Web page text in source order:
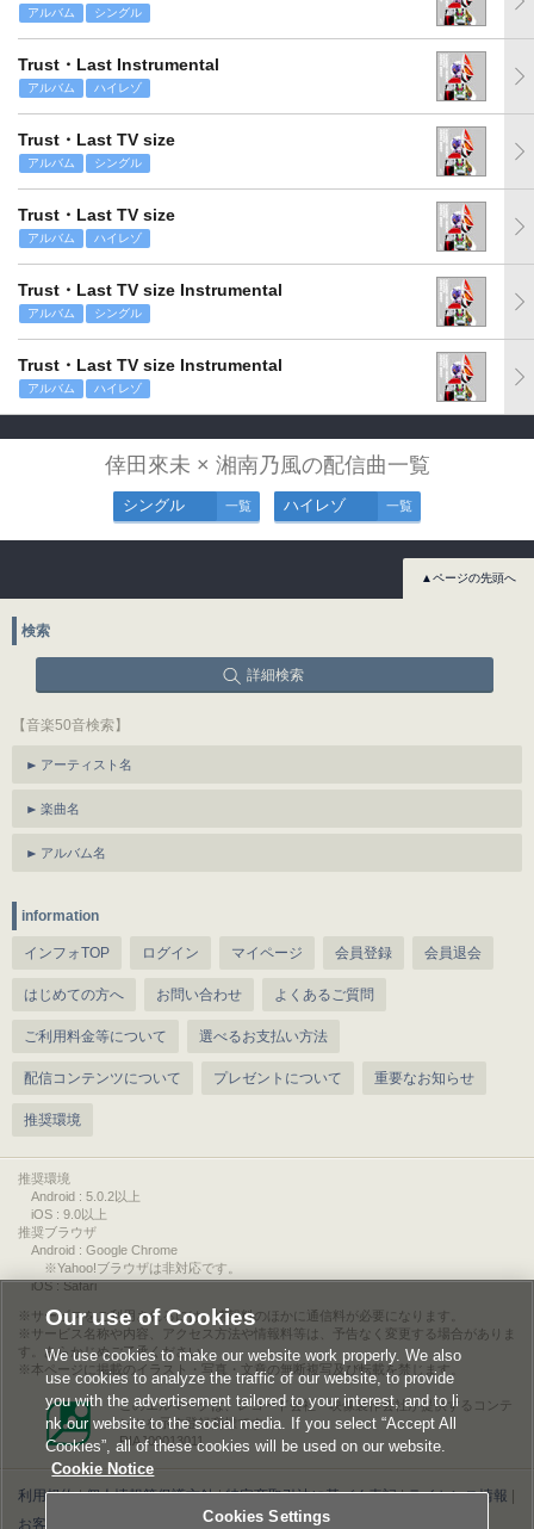
アルバム シングル
Trust・Last Instrumental
アルバム ハイレゾ
Trust・Last TV size
アルバム シングル
Trust・Last TV size
アルバム ハイレゾ
Trust・Last TV size Instrumental
アルバム シングル
Trust・Last TV size Instrumental
アルバム ハイレゾ
倖田來未 × 湘南乃風の配信曲一覧
シングル 一覧 ハイレゾ 一覧
▲ページの先頭へ
検索
詳細検索
【音楽50音検索】
アーティスト名
楽曲名
アルバム名
information
インフォTOP ログイン マイページ 会員登録 会員退会
はじめての方へ お問い合わせ よくあるご質問
ご利用料金等について 選べるお支払い方法
配信コンテンツについて プレゼントについて 重要なお知らせ
推奨環境
推奨環境
Android : 5.0.2以上
iOS : 9.0以上
推奨ブラウザ
Android : Google Chrome
※Yahoo!ブラウザは非対応です。
iOS : Safari
サービスをご利用されるには、情報料のほかに通信料が必要になります。
サービス名称や内容、アクセス方法や情報料等は、予告なく変更する場合がありま
す。あらかじめご了承ください。
本ページに掲載のイラスト・写真・文章の無断複写及び転載を禁じます。
このエルマークは、レコード会社・映像製作会社が提供するコンテ
ンツを示す登録商標です。
RIAJ00013011
利用規約|個人情報等保護方針|特定商取引法に基づく表記|ライセンス情報
お客様情報の外部送信について|Cookies Settings
Our use of Cookies
We use cookies to make our website work properly. We also
use cookies to analyze the traffic of our website, to provide
you with the advertisement tailored to your interest, and to li
nk our website to the social media. If you select “Accept All
Cookies”, all of these cookies will be used on our website.
Cookie Notice
Cookies Settings